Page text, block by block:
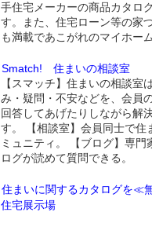
手住宅メーカーの商品カタロ
す。また、住宅ローン等の家
も満載であこがれのマイホー
Smatch! 住まいの相談室
【スマッチ】住まいの相談室
み・疑問・不安などを、会員
回答してあげたりしながら解
す。 【相談室】会員同士で住
ミュニティ。 【ブログ】専
ログが読めて質問できる。
住まいに関するカタログを≪
住宅展示場